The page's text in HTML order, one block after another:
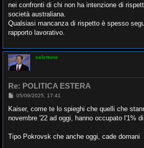
nei confronti di chi non ha intenzione di
società australiana.
Qualsiasi mancanza di rispetto è spesso
rapporto lavorativo.
salettone
Re: POLITICA ESTERA
M
s
a
i
05/09/2025, 17:41
Kaiser, come te lo spieghi che quelli che
novembre '22 ad oggi, hanno occupato l'1%
Tipo Pokrovsk che anche oggi, cade domani